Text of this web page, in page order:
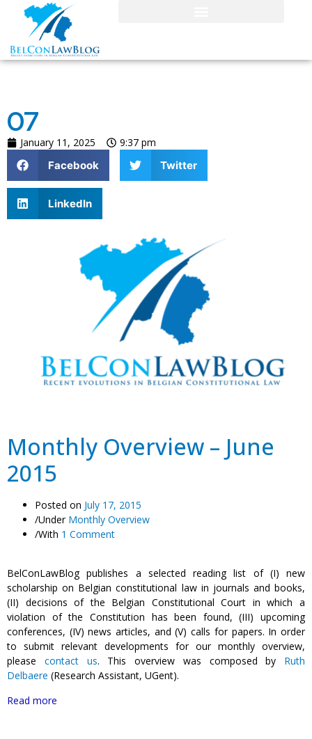
07
January 11, 2025
9:37 pm
Facebook
Twitter
LinkedIn
Monthly Overview – June
2015
Posted on July 17, 2015
/Under Monthly Overview
/With 1 Comment
BelConLawBlog publishes a selected reading list of (I) new
scholarship on Belgian constitutional law in journals and books,
(II) decisions of the Belgian Constitutional Court in which a
violation of the Constitution has been found, (III) upcoming
conferences, (IV) news articles, and (V) calls for papers. In order
to submit relevant developments for our monthly overview,
please contact us. This overview was composed by Ruth
Delbaere (Research Assistant, UGent).
Read more